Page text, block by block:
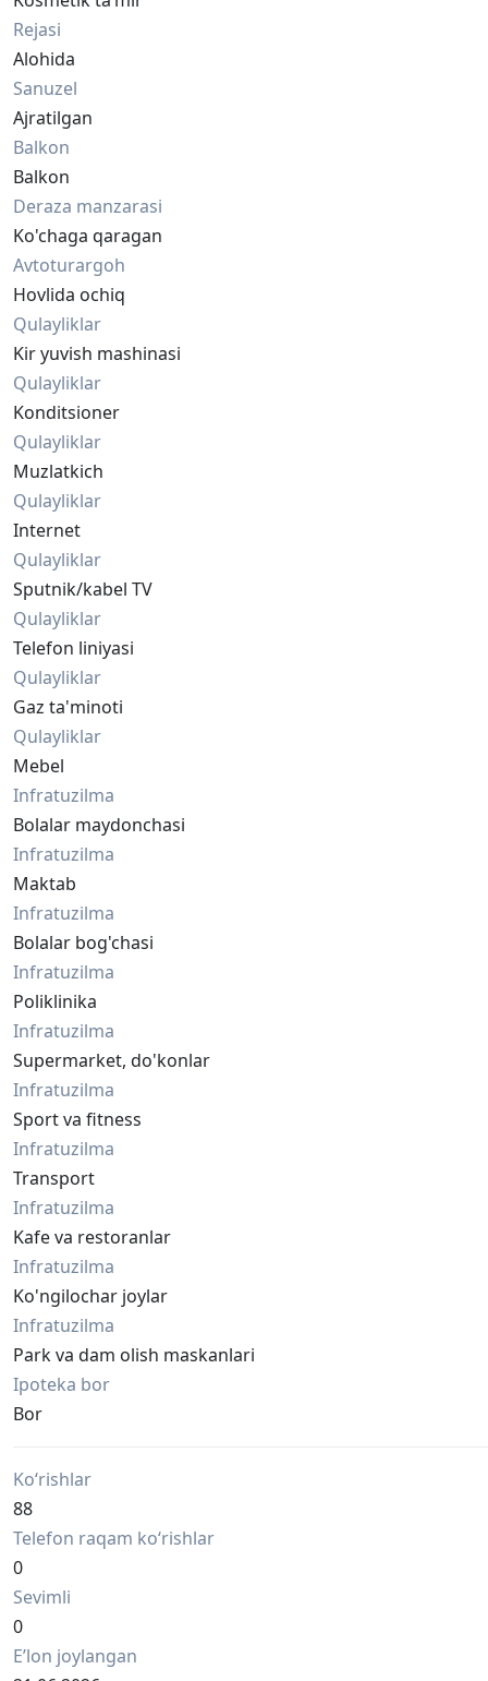
Rejasi
Alohida
Sanuzel
Ajratilgan
Balkon
Balkon
Deraza manzarasi
Ko'chaga qaragan
Avtoturargoh
Hovlida ochiq
Qulayliklar
Kir yuvish mashinasi
Qulayliklar
Konditsioner
Qulayliklar
Muzlatkich
Qulayliklar
Internet
Qulayliklar
Sputnik/kabel TV
Qulayliklar
Telefon liniyasi
Qulayliklar
Gaz ta'minoti
Qulayliklar
Mebel
Infratuzilma
Bolalar maydonchasi
Infratuzilma
Maktab
Infratuzilma
Bolalar bog'chasi
Infratuzilma
Poliklinika
Infratuzilma
Supermarket, do'konlar
Infratuzilma
Sport va fitness
Infratuzilma
Transport
Infratuzilma
Kafe va restoranlar
Infratuzilma
Ko'ngilochar joylar
Infratuzilma
Park va dam olish maskanlari
Ipoteka bor
Bor
Ko‘rishlar
88
Telefon raqam ko‘rishlar
0
Sevimli
0
Eʼlon joylangan